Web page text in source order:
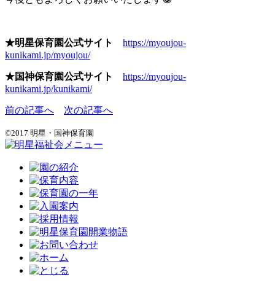
★明星保育園公式サイト
https://myoujou-
kunikami.jp/myoujou/
★国神保育園公式サイト
https://myoujou-
kunikami.jp/kunikami/
前の記事へ 次の記事へ
©2017 明星・国神保育園